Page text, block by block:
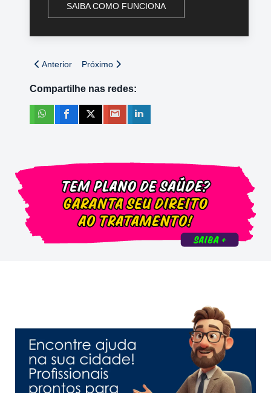
SAIBA COMO FUNCIONA
Artigo anterior: Autismo na vida adulta
Anterior Próximo artigo: A importância da
Próximo
Compartilhe nas redes: